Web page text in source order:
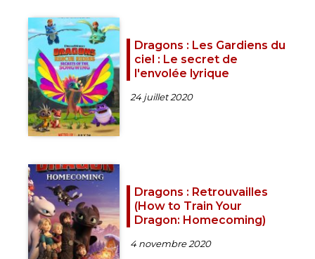
Dragons : Les Gardiens du
ciel : Le secret de
l'envolée lyrique
24 juillet 2020
Dragons : Retrouvailles
(How to Train Your
Dragon: Homecoming)
4 novembre 2020